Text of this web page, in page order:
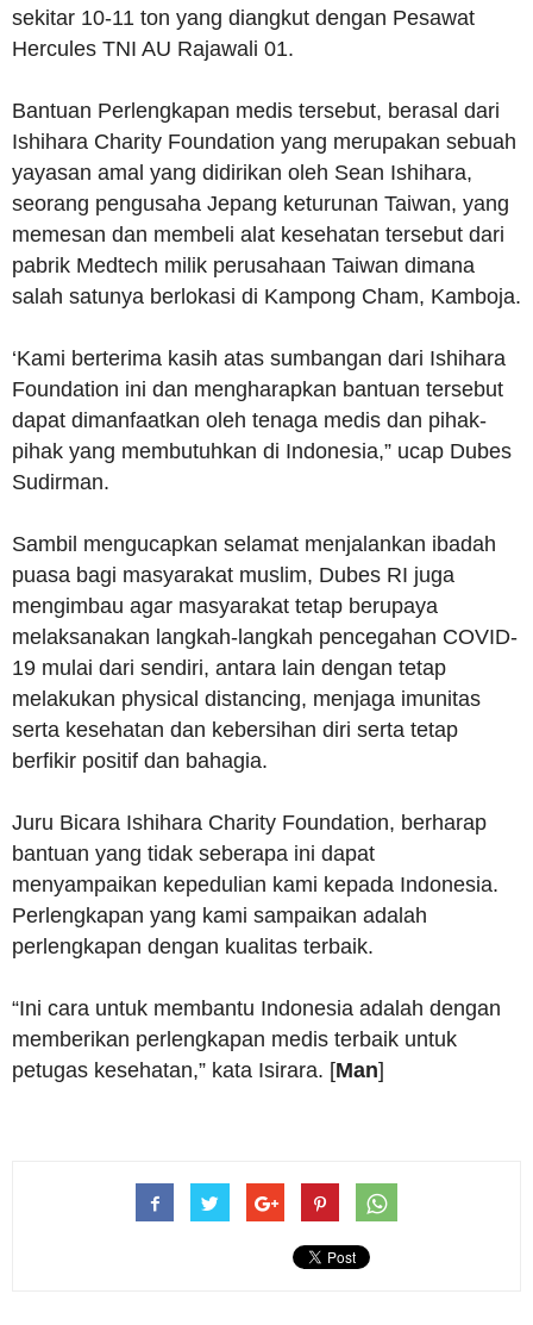
sekitar 10-11 ton yang diangkut dengan Pesawat
Hercules TNI AU Rajawali 01.
Bantuan Perlengkapan medis tersebut, berasal dari
Ishihara Charity Foundation yang merupakan sebuah
yayasan amal yang didirikan oleh Sean Ishihara,
seorang pengusaha Jepang keturunan Taiwan, yang
memesan dan membeli alat kesehatan tersebut dari
pabrik Medtech milik perusahaan Taiwan dimana
salah satunya berlokasi di Kampong Cham, Kamboja.
‘Kami berterima kasih atas sumbangan dari Ishihara
Foundation ini dan mengharapkan bantuan tersebut
dapat dimanfaatkan oleh tenaga medis dan pihak-
pihak yang membutuhkan di Indonesia,” ucap Dubes
Sudirman.
Sambil mengucapkan selamat menjalankan ibadah
puasa bagi masyarakat muslim, Dubes RI juga
mengimbau agar masyarakat tetap berupaya
melaksanakan langkah-langkah pencegahan COVID-
19 mulai dari sendiri, antara lain dengan tetap
melakukan physical distancing, menjaga imunitas
serta kesehatan dan kebersihan diri serta tetap
berfikir positif dan bahagia.
Juru Bicara Ishihara Charity Foundation, berharap
bantuan yang tidak seberapa ini dapat
menyampaikan kepedulian kami kepada Indonesia.
Perlengkapan yang kami sampaikan adalah
perlengkapan dengan kualitas terbaik.
“Ini cara untuk membantu Indonesia adalah dengan
memberikan perlengkapan medis terbaik untuk
petugas kesehatan,” kata Isirara. [Man]